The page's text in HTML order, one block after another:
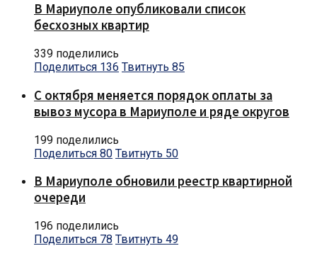
В Мариуполе опубликовали список
бесхозных квартир
339 поделились
Поделиться 136 Твитнуть 85
С октября меняется порядок оплаты за
вывоз мусора в Мариуполе и ряде округов
199 поделились
Поделиться 80 Твитнуть 50
В Мариуполе обновили реестр квартирной
очереди
196 поделились
Поделиться 78 Твитнуть 49